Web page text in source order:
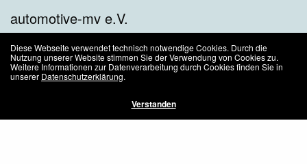
automotive-mv e.V.
Alle Rechte vorbehalten.
Der automotive-mv e.V. ist Konsortialführer im Transformationsnetzwerk
Diese Webseite verwendet technisch notwendige Cookies. Durch die
Nutzung unserer Website stimmen Sie der Verwendung von Cookies zu.
Weitere Informationen zur Datenverarbeitung durch Cookies finden Sie in
unserer Datenschutzerklärung.
Verstanden